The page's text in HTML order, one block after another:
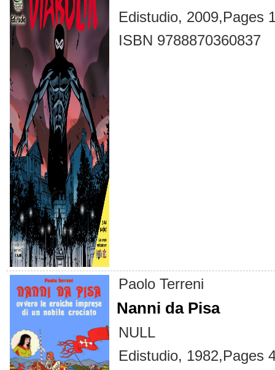
Edistudio, 2009,Pages
ISBN 9788870360837
Paolo Terreni
Nanni da Pisa
NULL
Edistudio, 1982,Pages